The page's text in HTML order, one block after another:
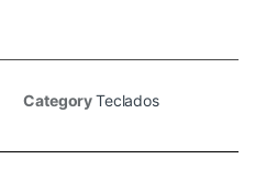
CategoryTeclados